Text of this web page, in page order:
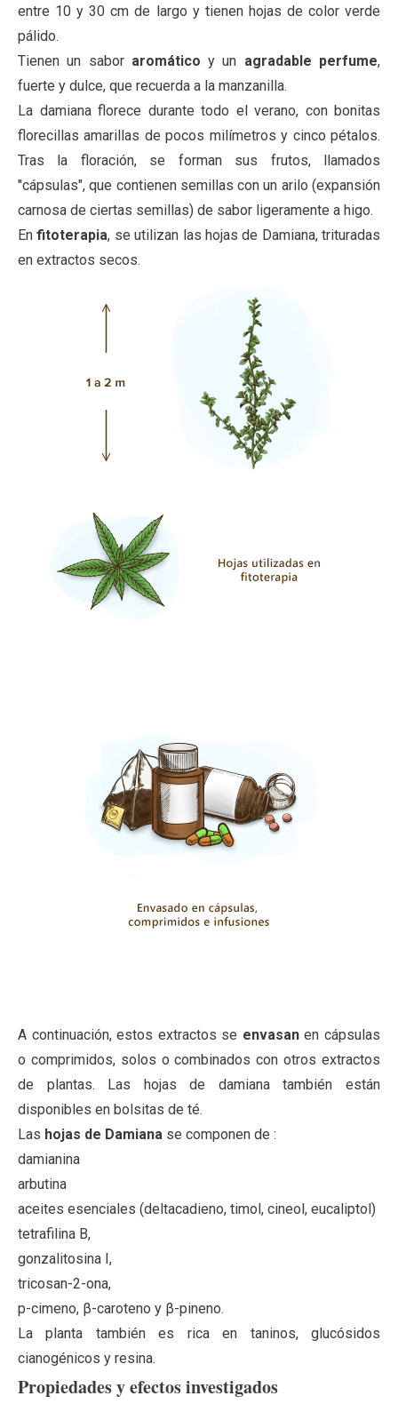
entre 10 y 30 cm de largo y tienen hojas de color verde
pálido.
Tienen un sabor aromático y un agradable perfume,
fuerte y dulce, que recuerda a la manzanilla.
La damiana florece durante todo el verano, con bonitas
florecillas amarillas de pocos milímetros y cinco pétalos.
Tras la floración, se forman sus frutos, llamados
"cápsulas", que contienen semillas con un arilo (expansión
carnosa de ciertas semillas) de sabor ligeramente a higo.
En fitoterapia, se utilizan las hojas de Damiana, trituradas
en extractos secos.
A continuación, estos extractos se envasanen cápsulas
o comprimidos, solos o combinados con otros extractos
de plantas. Las hojas de damiana también están
disponibles en bolsitas de té.
Las hojas de Damiana se componen de :
damianina
arbutina
aceites esenciales (deltacadieno, timol, cineol, eucaliptol)
tetrafilina B,
gonzalitosina I,
tricosan-2-ona,
p-cimeno, β-caroteno y β-pineno.
La planta también es rica en taninos, glucósidos
cianogénicos y resina.
Propiedades y efectos investigados